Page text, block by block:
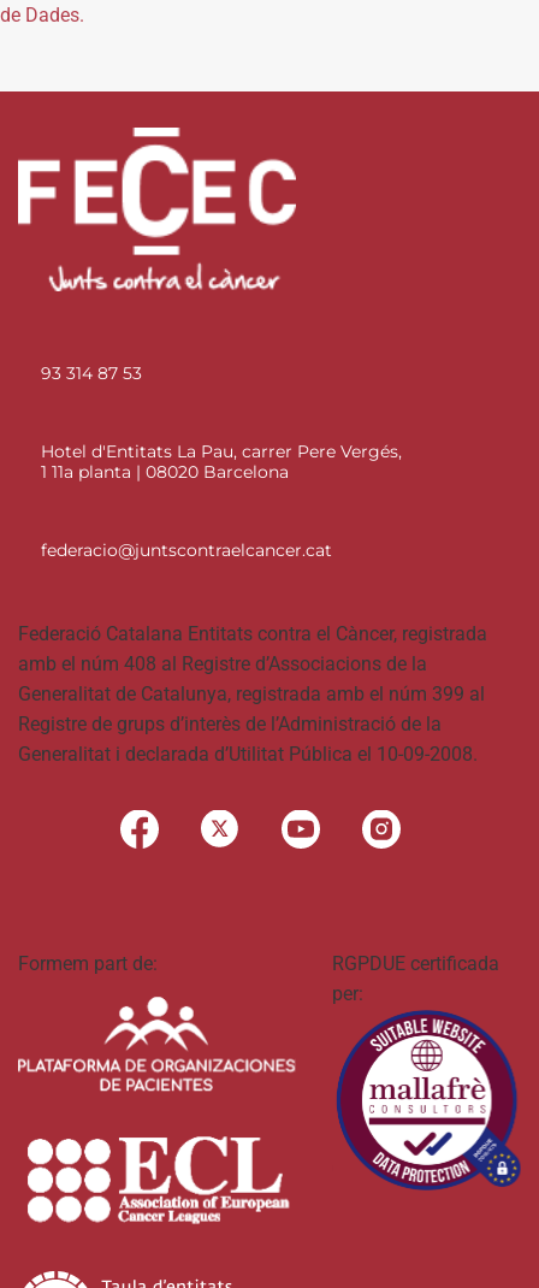
de Dades.
93 314 87 53
Hotel d'Entitats La Pau, carrer Pere Vergés,
1 11a planta | 08020 Barcelona
federacio@juntscontraelcancer.cat
Federació Catalana Entitats contra el Càncer, registrada
amb el núm 408 al Registre d’Associacions de la
Generalitat de Catalunya, registrada amb el núm 399 al
Registre de grups d’interès de l’Administració de la
Generalitat i declarada d’Utilitat Pública el 10-09-2008.
Formem part de:
RGPDUE certificada
per: